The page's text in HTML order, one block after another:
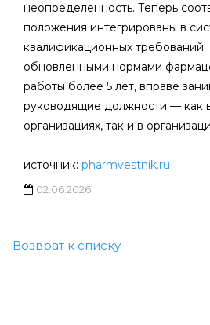
неопределенность. Теперь
положения интегрированы в
квалификационных требований.
обновленными нормами
работы более 5 лет, вправе
руководящие должности — как
организациях, так и в
источник: pharmvestnik.ru
02.06.2026
Возврат к списку